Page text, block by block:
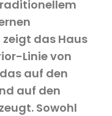
das Haus
Linie von
auf den
auf den
Sowohl